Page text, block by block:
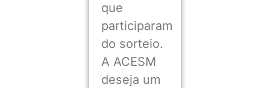
que
participaram
do sorteio.
A ACESM
deseja um